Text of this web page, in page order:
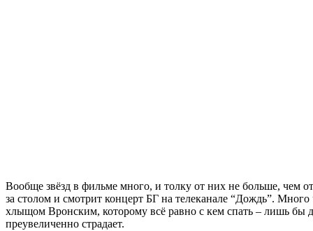
Вообще звёзд в фильме много, и толку от них не больше, чем
за столом и смотрит концерт БГ на телеканале “Дождь”.
хлыщом Вронским, которому всё равно с кем спать – лишь бы
преувеличенно страдает.